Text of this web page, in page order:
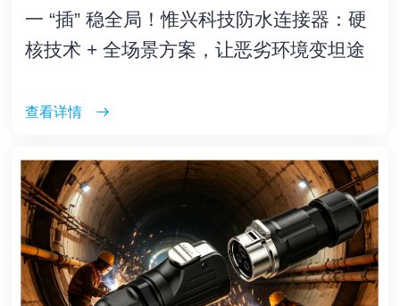
一 “插” 稳全局！惟兴科技防水连接器：硬
核技术 + 全场景方案，让恶劣环境变坦途
查看详情